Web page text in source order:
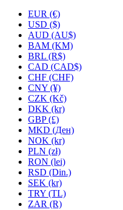
EUR (€)
USD ($)
AUD (AU$)
BAM (KM)
BRL (R$)
CAD (CAD$)
CHF (CHF)
CNY (¥)
CZK (Kč)
DKK (kr)
GBP (£)
MKD (Ден)
NOK (kr)
PLN (zł)
RON (lei)
RSD (Din.)
SEK (kr)
TRY (TL)
ZAR (R)